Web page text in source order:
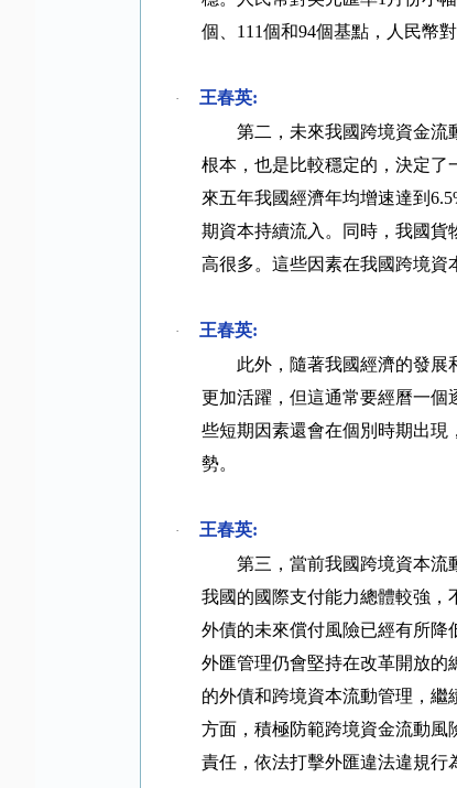
個、 111個和94個基點，人民幣
· 王春英:
第二，未來我國跨境資金流
根本，也是比較穩定的，決定了
來五年我國經濟年均增速達到
期資本持續流入。同時，我國貨
高很多。這些因素在我國跨境資
· 王春英:
此外，隨著我國經濟的發展
更加活躍，但這通常要經曆一個
些短期因素還會在個別時期出現
勢。
· 王春英:
第三，當前我國跨境資本流
我國的國際支付能力總體較強，
外債的未來償付風險已經有所降
外匯管理仍會堅持在改革開放的
的外債和跨境資本流動管理，
方面，積極防範跨境資金流動風
責任，依法打擊外匯違法違規行